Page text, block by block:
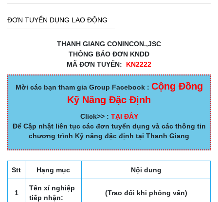
ĐƠN TUYỂN DỤNG LAO ĐỘNG
THANH GIANG CONINCON.,JSC
THÔNG BÁO ĐƠN KNDD
MÃ ĐƠN TUYỂN: KN2222
Mời các bạn tham gia Group Facebook : Cộng Đồng
Kỹ Năng Đặc Định
Click>> : TẠI ĐÂY
Để Cập nhật liên tục các đơn tuyển dụng và các thông tin
chương trình Kỹ năng đặc định tại Thanh Giang
Stt Hạng mục Nội dung
1
Tên xí nghiệp
tiếp nhận:
(Trao đổi khi phỏng vấn)